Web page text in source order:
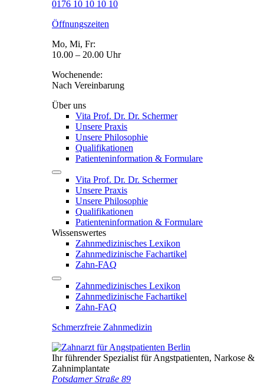
0176 10 10 10 10
Öffnungszeiten
Mo, Mi, Fr:
10.00 – 20.00 Uhr
Wochenende:
Nach Vereinbarung
Über uns
Vita Prof. Dr. Dr. Schermer
Unsere Praxis
Unsere Philosophie
Qualifikationen
Patienten­information & Formulare
Vita Prof. Dr. Dr. Schermer
Unsere Praxis
Unsere Philosophie
Qualifikationen
Patienten­information & Formulare
Wissenswertes
Zahnmedizinisches Lexikon
Zahnmedizinische Fachartikel
Zahn-FAQ
Zahnmedizinisches Lexikon
Zahnmedizinische Fachartikel
Zahn-FAQ
Schmerzfreie Zahnmedizin
Ihr führender Spezialist für Angstpatienten, Narkose &
Zahnimplantate
Potsdamer Straße 89